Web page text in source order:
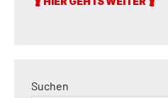
Suchen